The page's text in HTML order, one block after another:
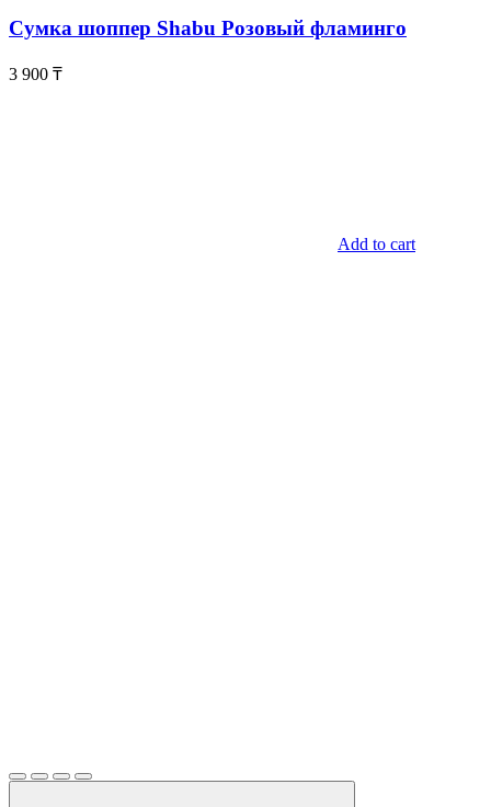
Сумка шоппер Shabu Розовый фламинго
3 900 ₸
Add to cart